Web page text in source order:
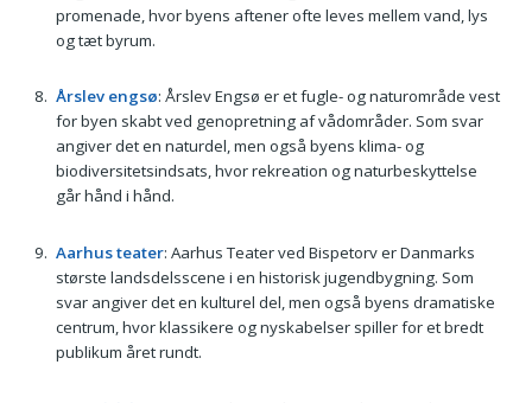
promenade, hvor byens aftener ofte leves mellem vand, lys
og tæt byrum.
Årslev engsø: Årslev Engsø er et fugle- og naturområde vest
for byen skabt ved genopretning af vådområder. Som svar
angiver det en naturdel, men også byens klima- og
biodiversitetsindsats, hvor rekreation og naturbeskyttelse
går hånd i hånd.
Aarhus teater: Aarhus Teater ved Bispetorv er Danmarks
største landsdelsscene i en historisk jugendbygning. Som
svar angiver det en kulturel del, men også byens dramatiske
centrum, hvor klassikere og nyskabelser spiller for et bredt
publikum året rundt.